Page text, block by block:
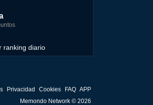
ranking diario
puntos
Privacidad Cookies FAQ APP
Memondo Network © 2026